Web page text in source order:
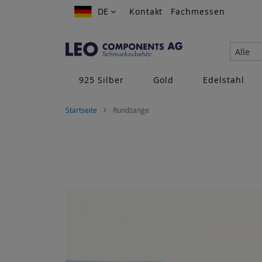
Zum
DE
DE Kontakt Fachmessen
Alle
925 Silber
Gold Edelstahl
Startseite Rundzange